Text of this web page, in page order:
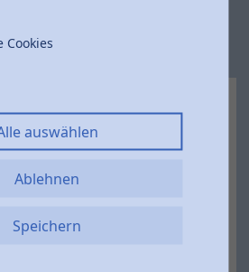
Cookies
auswählen
Ablehnen
Speichern